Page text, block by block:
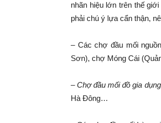
nhãn hiệu lớn trên thế
phải chú ý lựa cẩn thận,
– Các chợ đầu mối
Sơn), chợ Móng Cái
–Chợ đầu mối đồ gia
Hà Đông…